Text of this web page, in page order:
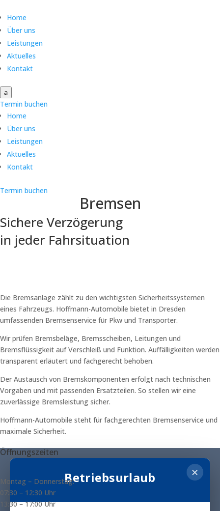
Home
Über uns
Leistungen
Aktuelles
Kontakt
a
Termin buchen
Home
Über uns
Leistungen
Aktuelles
Kontakt
Termin buchen
Bremsen
Sichere Verzögerung
in jeder Fahrsituation
Die Bremsanlage zählt zu den wichtigsten Sicherheitssystemen
eines Fahrzeugs. Hoffmann-Automobile bietet in Dresden
umfassenden Bremsenservice für Pkw und Transporter.
Wir prüfen Bremsbeläge, Bremsscheiben, Leitungen und
Bremsflüssigkeit auf Verschleiß und Funktion. Auffälligkeiten werden
transparent erläutert und fachgerecht behoben.
Der Austausch von Bremskomponenten erfolgt nach technischen
Vorgaben und mit passenden Ersatzteilen. So stellen wir eine
zuverlässige Bremsleistung sicher.
Hoffmann-Automobile steht für fachgerechten Bremsenservice und
maximale Sicherheit.
×
Betriebsurlaub
Öffnungszeiten
Montag – Donnerstag:
07:30 – 12:30 Uhr
13:30 – 17:00 Uhr